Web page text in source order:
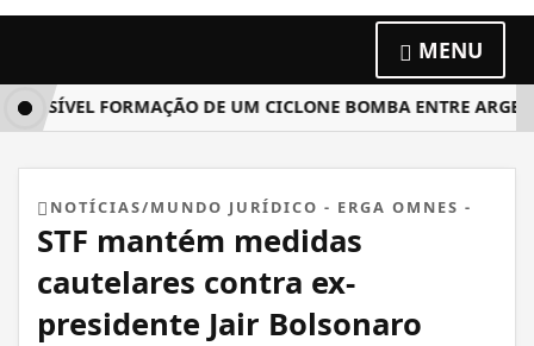
MENU
FORMAÇÃO DE UM CICLONE BOMBA ENTRE
NOTÍCIAS/MUNDO JURÍDICO - ERGA OMNES -
STF mantém medidas
cautelares contra ex-
presidente Jair Bolsonaro